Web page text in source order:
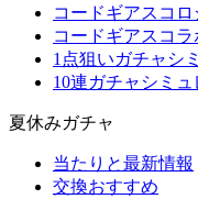
コードギアスコロ
コードギアスコ
1点狙いガチャシ
10連ガチャシミ
夏休みガチャ
当たりと最新情報
交換おすすめ